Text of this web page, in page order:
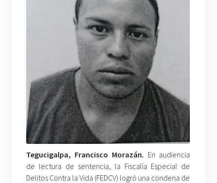
Tegucigalpa, Francisco Morazán. En audiencia
de lectura de sentencia, la Fiscalía Especial de
Delitos Contra la Vida (FEDCV) logró una condena de